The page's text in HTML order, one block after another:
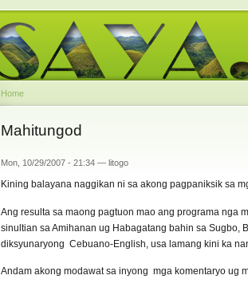
Home
Mahitungod
Mon, 10/29/2007 - 21:34 — litogo
Kining balayana naggikan ni sa akong pagpaniksik sa
Ang resulta sa maong pagtuon mao ang programa nga
sinultian sa Amihanan ug Habagatang bahin sa
diksyunaryong Cebuano-English, usa lamang kini ka
Andam akong modawat sa inyong mga komentaryo ug